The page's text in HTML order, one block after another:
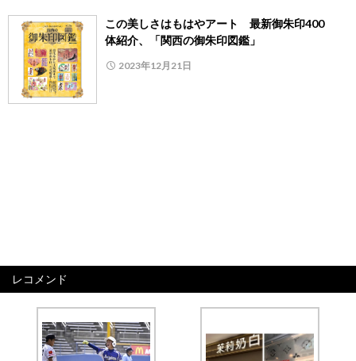
この美しさはもはやアート 最新御朱印400
体紹介、「関西の御朱印図鑑」
2023年12月21日
レコメンド